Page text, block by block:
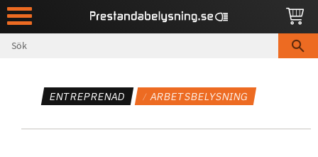
Meny
ENTREPRENAD ARBETSBELYSNING